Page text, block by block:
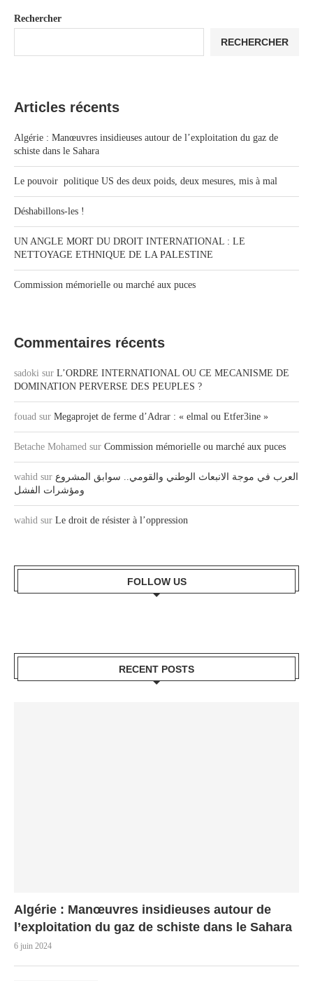
Rechercher
RECHERCHER
Articles récents
Algérie : Manœuvres insidieuses autour de l’exploitation du gaz de
schiste dans le Sahara
Le pouvoir politique US des deux poids, deux mesures, mis à mal
Déshabillons-les !
UN ANGLE MORT DU DROIT INTERNATIONAL : LE
NETTOYAGE ETHNIQUE DE LA PALESTINE
Commission mémorielle ou marché aux puces
Commentaires récents
sadoki sur L’ORDRE INTERNATIONAL OU CE MECANISME DE
DOMINATION PERVERSE DES PEUPLES ?
fouad sur Megaprojet de ferme d’Adrar : « elmal ou Etfer3ine »
Betache Mohamed sur Commission mémorielle ou marché aux puces
wahid sur العرب في موجة الانبعاث الوطني والقومي.. سوابق المشروع
ومؤشرات الفشل
wahid sur Le droit de résister à l’oppression
FOLLOW US
RECENT POSTS
Algérie : Manœuvres insidieuses autour de
l’exploitation du gaz de schiste dans le Sahara
6 juin 2024